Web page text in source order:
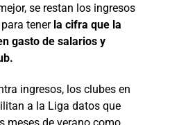
se restan los ingresos
tenerla cifra que la
gasto de salarios y
ingresos, los clubes en
a la Liga datos que
meses de verano como